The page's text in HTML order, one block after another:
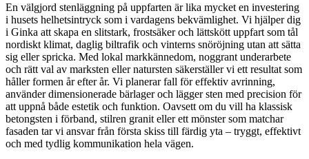
En välgjord stenläggning på uppfarten är lika mycket en investering
i husets helhetsintryck som i vardagens bekvämlighet. Vi hjälper dig
i Ginka att skapa en slitstark, frostsäker och lättskött uppfart som tål
nordiskt klimat, daglig biltrafik och vinterns snöröjning utan att sätta
sig eller spricka. Med lokal markkännedom, noggrant underarbete
och rätt val av marksten eller natursten säkerställer vi ett resultat som
håller formen år efter år. Vi planerar fall för effektiv avrinning,
använder dimensionerade bärlager och lägger sten med precision för
att uppnå både estetik och funktion. Oavsett om du vill ha klassisk
betongsten i förband, stilren granit eller ett mönster som matchar
fasaden tar vi ansvar från första skiss till färdig yta – tryggt, effektivt
och med tydlig kommunikation hela vägen.